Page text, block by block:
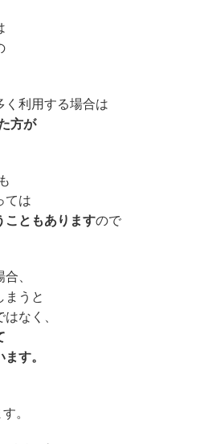
く利用する場合は
方が
ては
こともありますので
、
まうと
なく、
す。
。